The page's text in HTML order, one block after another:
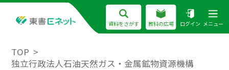
資料をさがす 教科の広場 ログイン メニュー
TOP
独立行政法人石油天然ガス・金属鉱物資源機構